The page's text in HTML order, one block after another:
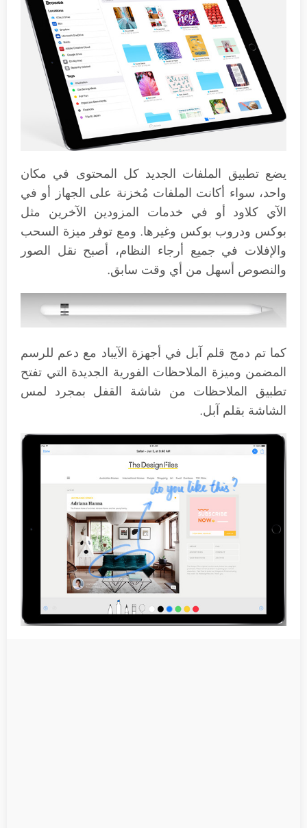
يضع تطبيق الملفات الجديد كل المحتوى في مكان
واحد، سواء أكانت الملفات مُخزنة على الجهاز أو في
الآي كلاود أو في خدمات المزودين الآخرين مثل
بوكس ودروب بوكس وغيرها. ومع توفر ميزة السحب
والإفلات في جميع أرجاء النظام، أصبح نقل الصور
والنصوص أسهل من أي وقت سابق.
كما تم دمج قلم آبل في أجهزة الآيباد مع دعم للرسم
المضمن وميزة الملاحظات الفورية الجديدة التي تفتح
تطبيق الملاحظات من شاشة القفل بمجرد لمس
الشاشة بقلم آبل.